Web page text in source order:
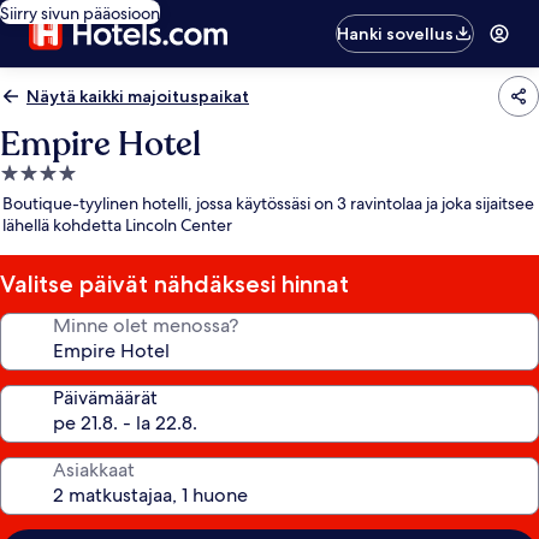
Siirry sivun pääosioon
Hanki sovellus
Näytä kaikki majoituspaikat
Empire Hotel
4.0
tähden
majoituspaikka
Boutique-tyylinen hotelli, jossa käytössäsi on 3 ravintolaa ja joka sijaitsee
lähellä kohdetta Lincoln Center
Valitse päivät nähdäksesi hinnat
Minne olet menossa?
Päivämäärät
Asiakkaat